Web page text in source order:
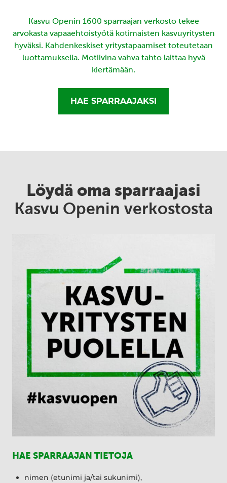
Kasvu Openin 1600 sparraajan verkosto tekee
arvokasta vapaaehtoistyötä kotimaisten kasvuyritysten
hyväksi. Kahdenkeskiset yritystapaamiset toteutetaan
luottamuksella. Motiivina vahva tahto laittaa hyvä
kiertämään.
HAE SPARRAAJAKSI
Löydä oma sparraajasi
Kasvu Openin verkostosta
HAE SPARRAAJAN TIETOJA
nimen (etunimi ja/tai sukunimi),